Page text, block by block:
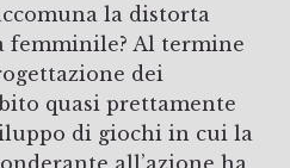
la distorta
femminile? Al termine
dei
quasi prettamente
di giochi in cui la
all’azione ha